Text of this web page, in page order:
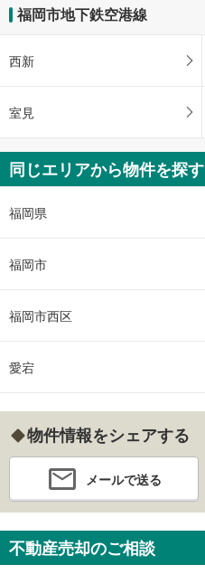
福岡市地下鉄空港線
西新
室見
同じエリアから物件を探す
福岡県
福岡市
福岡市西区
愛宕
物件情報をシェアする
メールで送る
不動産売却のご相談